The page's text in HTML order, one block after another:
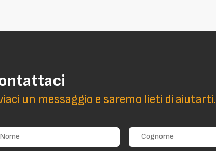
un messaggio e saremo lieti di aiutarti.